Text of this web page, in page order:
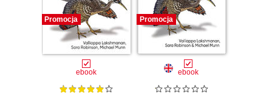
Promocja
ebook
Promocja
ebook